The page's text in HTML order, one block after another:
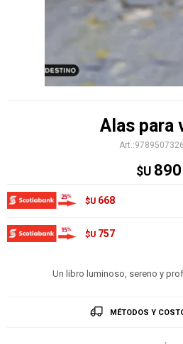
Alas para
$U 890
$U 668
$U 757
Un libro luminoso, sereno y
MÉTODOS Y